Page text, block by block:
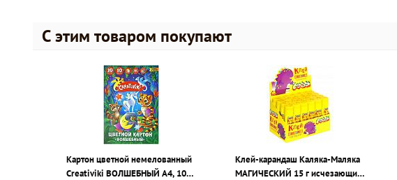
С этим товаром покупают
Картон цветной немелованный
Creativiki ВОЛШЕБНЫЙ А4, 10
Клей-карандаш Каляка-Маляка
МАГИЧЕСКИЙ 15 г исчезающий